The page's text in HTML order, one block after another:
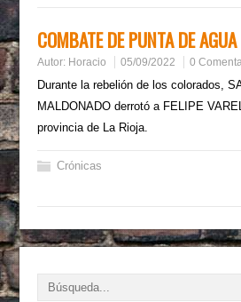
COMBATE DE PUNTA DE
Autor: Horacio 05/09/2022 0
Durante la rebelión de los colorados,
MALDONADO derrotó a FELIPE
provincia de La Rioja.
Crónicas